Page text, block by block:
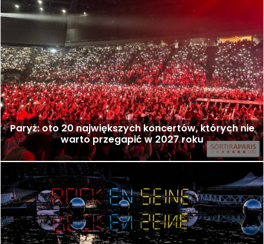
Paryż: oto 20 największych koncertów, których nie
warto przegapić w 2027 roku